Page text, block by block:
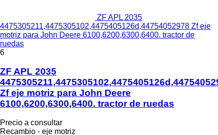
ZF APL 2035
4475305211,4475305102,4475405126d,44754052978 Zf eje
motriz para John Deere 6100,6200,6300,6400. tractor de
ruedas
6
ZF APL 2035
Zf eje motriz para John Deere
6100,6200,6300,6400. tractor de ruedas
Precio a consultar
Recambio - eje motriz